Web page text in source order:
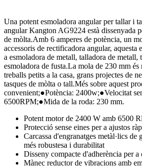
Una potent esmoladora angular per tallar i
angular Kangton AG9224 està dissenyada
de mòlta.Amb 6 amperes de potència, un
accessoris de rectificadora angular, aquesta
a esmoladora de metall, talladora de metall,
esmoladora de fusta.La mola de 230 mm és
treballs petits a la casa, grans projectes de
tasques de mòlta o tall.Més sobre aquest
convenient;●Potència: 2400w;●Velocitat
6500RPM;●Mida de la roda: 230 mm.
Potent motor de 2400 W amb 6500
Protecció sense eines per a ajustos
Carcassa d'engranatges metàl·lics de
més robustesa i durabilitat
Disseny compacte d'adherència per
Mànec reductor de vibracions amb